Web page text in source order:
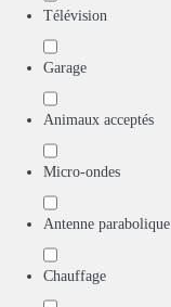
Télévision
Garage
Animaux acceptés
Micro-ondes
Antenne parabolique
Chauffage